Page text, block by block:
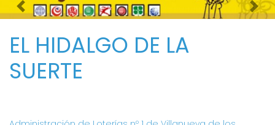
Imagen anterior
EL HIDALGO DE LA
SUERTE